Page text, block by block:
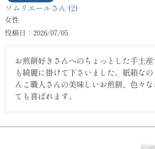
ソムリエール 2
女性
投稿日
2026/07/05
お煎餅好きさんへのちょっとした手土
も綺麗に掛けて下さいました。紙箱な
んこ職人さんの美味しいお煎餅、色々